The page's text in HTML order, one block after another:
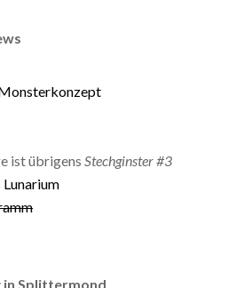
ist übrigens Stechginster #3
in Splittermond